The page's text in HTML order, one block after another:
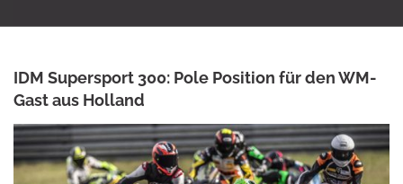
IDM Supersport 300: Pole Position für den WM-
Gast aus Holland
ANKE WIECZOREK